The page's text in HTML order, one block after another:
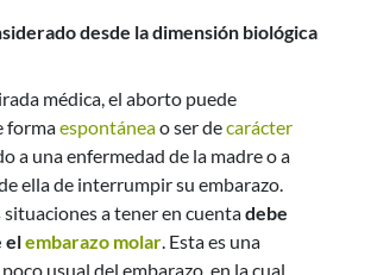
desde la dimensión biológica
médica, el aborto puede
formaespontáneao ser decarácter
a una enfermedad de la madre o a
ella de interrumpir su embarazo.
a tener en cuentadebe
elembarazo molar. Esta es una
usual del embarazo, en la cual